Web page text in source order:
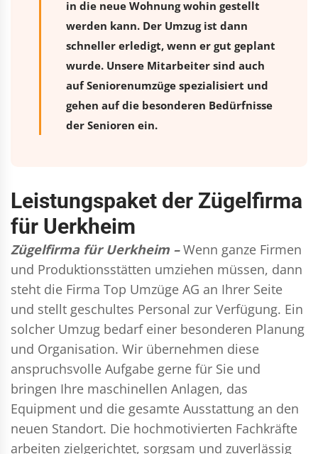
in die neue Wohnung wohin gestellt
werden kann. Der Umzug ist dann
schneller erledigt, wenn er gut geplant
wurde. Unsere Mitarbeiter sind auch
auf Seniorenumzüge spezialisiert und
gehen auf die besonderen Bedürfnisse
der Senioren ein.
Leistungspaket der Zügelfirma
für Uerkheim
Zügelfirma für Uerkheim – Wenn ganze Firmen
und Produktionsstätten umziehen müssen, dann
steht die Firma Top Umzüge AG an Ihrer Seite
und stellt geschultes Personal zur Verfügung. Ein
solcher Umzug bedarf einer besonderen Planung
und Organisation. Wir übernehmen diese
anspruchsvolle Aufgabe gerne für Sie und
bringen Ihre maschinellen Anlagen, das
Equipment und die gesamte Ausstattung an den
neuen Standort. Die hochmotivierten Fachkräfte
arbeiten zielgerichtet, sorgsam und zuverlässig